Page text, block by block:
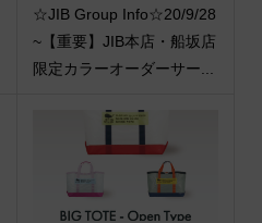
☆JIB Group Info☆20/9/28
~【重要】JIB本店・船坂店
限定カラーオーダーサー...